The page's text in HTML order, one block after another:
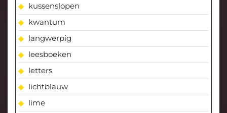
kussenslopen
kwantum
langwerpig
leesboeken
letters
lichtblauw
lime